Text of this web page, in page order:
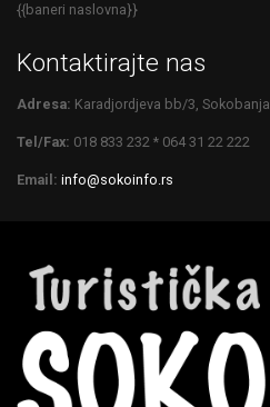
{{baneri naslovna}}
Kontaktirajte nas
Adresa: Karadjordjeva bb/3, Sokobanja
Tel/Fax: 018 833 232 * 064 31 22 222
Email: info@sokoinfo.rs